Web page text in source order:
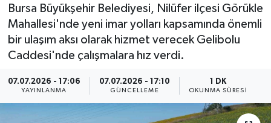
Bursa Büyükşehir Belediyesi, Nilüfer ilçesi Görükle
Mahallesi'nde yeni imar yolları kapsamında önemli
bir ulaşım aksı olarak hizmet verecek Gelibolu
Caddesi'nde çalışmalara hız verdi.
07.07.2026 - 17:06
YAYINLANMA
07.07.2026 - 17:10
GÜNCELLEME
1 DK
OKUNMA SÜRESI
Kültür-Sanat
Resmi İlan